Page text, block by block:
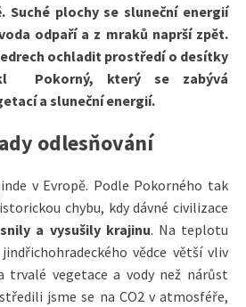
Suché plochy se sluneční energií
odpaří a z mraků naprší zpět.
ochladit prostředí o desítky
Pokorný, který se zabývá
a sluneční energií.
odlesňování
v Evropě. Podle Pokorného tak
chybu, kdy dávné civilizace
a vysušily krajinu. Na teplotu
vědce větší vliv
trvalé vegetace a vody než nárůst
jsme se na CO2 v atmosféře,